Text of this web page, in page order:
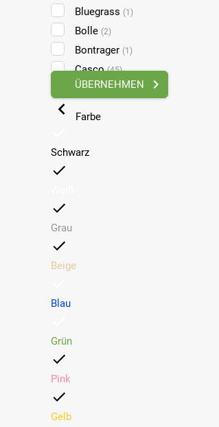
Bluegrass (1)
Bolle (2)
Bontrager (1)
Casco(45)
Cateye(1)
Giro
ÜBERNEHMEN
Farbe
Schwarz
Grau
Beige
Blau
Grün
Pink
Gelb